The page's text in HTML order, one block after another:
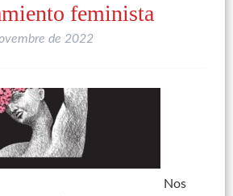
feminista
de 2022
Nos